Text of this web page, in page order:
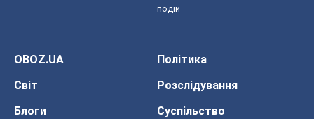
подій
OBOZ.UA
Політика
Світ
Розслідування
Блоги
Суспільство